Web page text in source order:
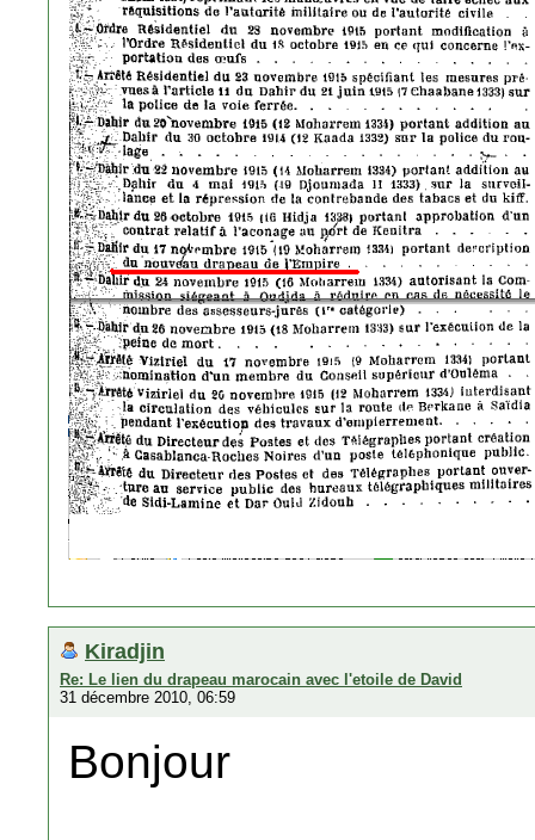
Kiradjin
Re: Le lien du drapeau marocain avec l'etoile de David
31 décembre 2010, 06:59
Bonjour